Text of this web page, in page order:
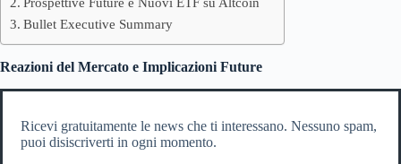
Bullet Executive Summary
Reazioni del Mercato e Implicazioni Future
Ricevi gratuitamente le news che ti interessano. Nessuno spam,
puoi disiscriverti in ogni momento.